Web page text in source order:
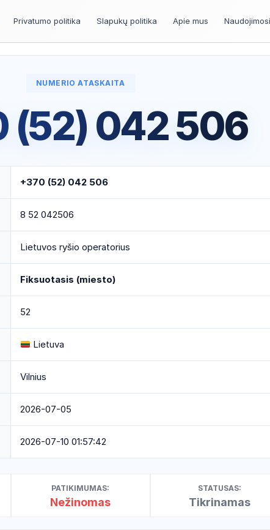
Privatumo politika Slapukų politika Apie mus
NUMERIO ATASKAITA
(52) 042 506
+370 (52) 042 506
8 52 042506
Lietuvos ryšio operatorius
Fiksuotasis (miesto)
52
Lietuva
Vilnius
2026-07-05
2026-07-10 01:57:42
PATIKIMUMAS:
Nežinomas
STATUSAS:
Tikrinamas